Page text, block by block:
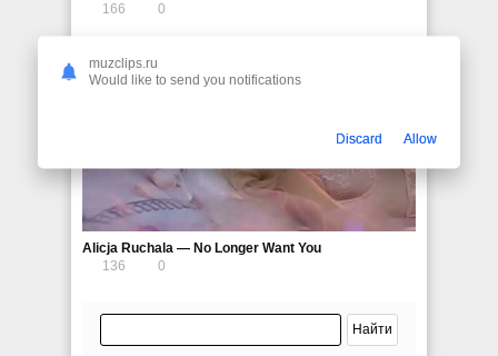
166
0
Alicja Ruchala — No Longer Want You
136
0
muzclips.ru
Would like to send you notifications
Discard Allow